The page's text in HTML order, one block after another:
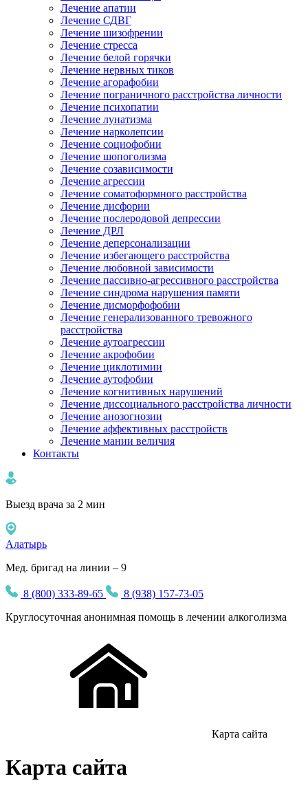
Лечение апатии
Лечение СДВГ
Лечение шизофрении
Лечение стресса
Лечение белой горячки
Лечение нервных тиков
Лечение агорафобии
Лечение пограничного расстройства личности
Лечение психопатии
Лечение лунатизма
Лечение нарколепсии
Лечение социофобии
Лечение шопоголизма
Лечение созависимости
Лечение агрессии
Лечение соматоформного расстройства
Лечение дисфории
Лечение послеродовой депрессии
Лечение ДРЛ
Лечение деперсонализации
Лечение избегающего расстройства
Лечение любовной зависимости
Лечение пассивно-агрессивного расстройства
Лечение синдрома нарушения памяти
Лечение дисморфофобии
Лечение генерализованного тревожного
расстройства
Лечение аутоагрессии
Лечение акрофобии
Лечение циклотимии
Лечение аутофобии
Лечение когнитивных нарушений
Лечение диссоциального расстройства личности
Лечение анозогнозии
Лечение аффективных расстройств
Лечение мании величия
Контакты
Выезд врача за 2 мин
Алатырь
Мед. бригад на линии – 9
8 (800) 333-89-65
8 (938) 157-73-05
Круглосуточная анонимная помощь в лечении алкоголизма
Карта сайта
Карта сайта